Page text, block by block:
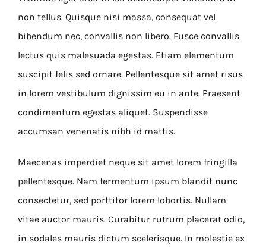
non tellus. Quisque nisi massa, consequat vel
bibendum nec, convallis non libero. Fusce convallis
lectus quis malesuada egestas. Etiam elementum
suscipit felis sed ornare. Pellentesque sit amet risus
in lorem vestibulum dignissim eu in ante. Praesent
condimentum egestas aliquet. Suspendisse
accumsan venenatis nibh id mattis.
Maecenas imperdiet neque sit amet lorem fringilla
pellentesque. Nam fermentum ipsum blandit nunc
consectetur, sed porttitor lorem lobortis. Nullam
vitae auctor mauris. Curabitur rutrum placerat odio,
in sodales mauris dictum scelerisque. In molestie ex